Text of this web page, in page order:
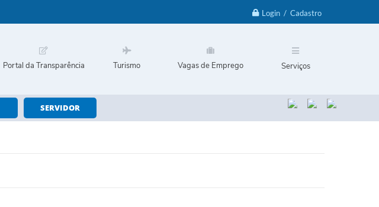
Login / Cadastro
Portal da Transparência Turismo Vagas de Emprego Serviços
SERVIDOR